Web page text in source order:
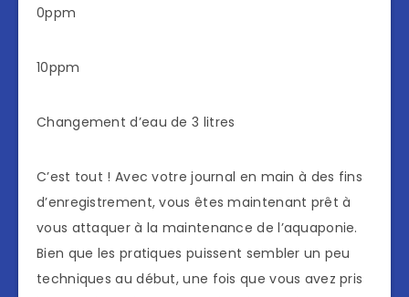
0ppm
10ppm
Changement d’eau de 3 litres
C’est tout ! Avec votre journal en main à des fins
d’enregistrement, vous êtes maintenant prêt à
vous attaquer à la maintenance de l’aquaponie.
Bien que les pratiques puissent sembler un peu
techniques au début, une fois que vous avez pris